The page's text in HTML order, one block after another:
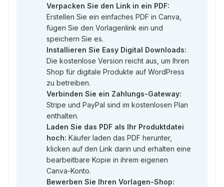
Verpacken Sie den Link in ein PDF:
Erstellen Sie ein einfaches PDF in Canva,
fügen Sie den Vorlagenlink ein und
speichern Sie es.
Installieren Sie Easy Digital Downloads:
Die kostenlose Version reicht aus, um Ihren
Shop für digitale Produkte auf WordPress
zu betreiben.
Verbinden Sie ein Zahlungs-Gateway:
Stripe und PayPal sind im kostenlosen Plan
enthalten.
Laden Sie das PDF als Ihr Produktdatei
hoch: Käufer laden das PDF herunter,
klicken auf den Link darin und erhalten eine
bearbeitbare Kopie in ihrem eigenen
Canva-Konto.
Bewerben Sie Ihren Vorlagen-Shop: